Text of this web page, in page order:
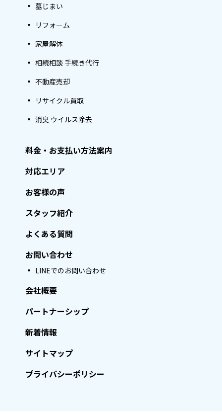
墓じまい
リフォーム
家屋解体
相続相談 手続き代行
不動産売却
リサイクル買取
消臭 ウイルス除去
料金・お支払い方法案内
対応エリア
お客様の声
スタッフ紹介
よくある質問
お問い合わせ
LINEでのお問い合わせ
会社概要
パートナーシップ
新着情報
サイトマップ
プライバシーポリシー